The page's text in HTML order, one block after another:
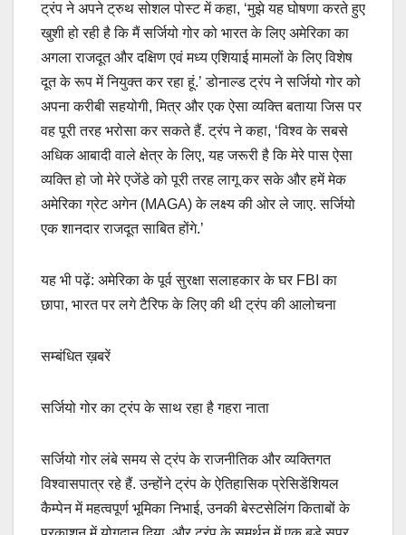
ट्रंप ने अपने ट्रुथ सोशल पोस्ट में कहा, ‘मुझे यह घोषणा करते हुए
खुशी हो रही है कि मैं सर्जियो गोर को भारत के लिए अमेरिका का
अगला राजदूत और दक्षिण एवं मध्य एशियाई मामलों के लिए विशेष
दूत के रूप में नियुक्त कर रहा हूं.’ डोनाल्ड ट्रंप ने सर्जियो गोर को
अपना करीबी सहयोगी, मित्र और एक ऐसा व्यक्ति बताया जिस पर
वह पूरी तरह भरोसा कर सकते हैं. ट्रंप ने कहा, ‘विश्व के सबसे
अधिक आबादी वाले क्षेत्र के लिए, यह जरूरी है कि मेरे पास ऐसा
व्यक्ति हो जो मेरे एजेंडे को पूरी तरह लागू कर सके और हमें मेक
अमेरिका ग्रेट अगेन (MAGA) के लक्ष्य की ओर ले जाए. सर्जियो
एक शानदार राजदूत साबित होंगे.’
यह भी पढ़ें: अमेरिका के पूर्व सुरक्षा सलाहकार के घर FBI का
छापा, भारत पर लगे टैरिफ के लिए की थी ट्रंप की आलोचना
सम्बंधित ख़बरें
सर्जियो गोर का ट्रंप के साथ रहा है गहरा नाता
सर्जियो गोर लंबे समय से ट्रंप के राजनीतिक और व्यक्तिगत
विश्वासपात्र रहे हैं. उन्होंने ट्रंप के ऐतिहासिक प्रेसिडेंशियल
कैम्पेन में महत्वपूर्ण भूमिका निभाई, उनकी बेस्टसेलिंग किताबों के